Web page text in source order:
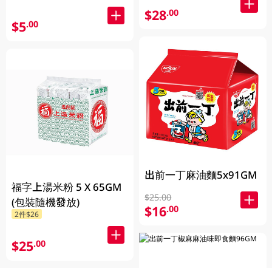
$5.00
福字上湯米粉 5 X 65GM
(包裝隨機發放)
2件$26
$25.00
$28.00
出前一丁麻油麵5x91GM
$25.00
$16.00